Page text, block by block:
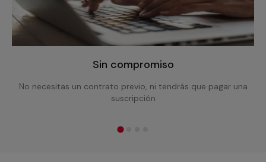
Sin compromiso
No necesitas un contrato previo, ni tendrás que pagar una
suscripción